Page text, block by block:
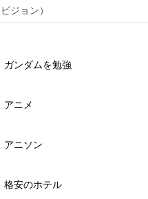
ジョン）
ガンダムを勉強
アニメ
アニソン
格安のホテル